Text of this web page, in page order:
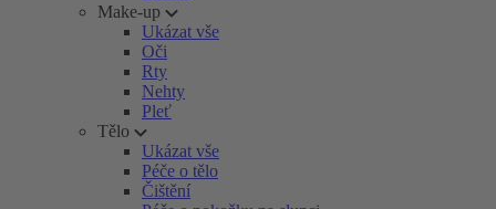
Make-up
Ukázat vše
Oči
Rty
Nehty
Pleť
Tělo
Ukázat vše
Péče o tělo
Čištění